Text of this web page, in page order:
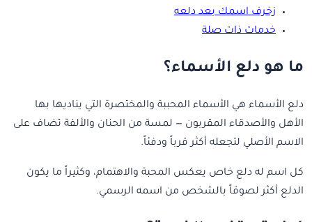
زخرف اسمك بعد دلعه
خدمات ذات صلة
ما هو دلع الأسماء؟
دلع الأسماء هي الأسماء المحببة والمختصرة التي يناديها بها
الأهل والأصدقاء المقربون — لمسة من الحنان والألفة تضاف على
الاسم الأصلي لتجعله أكثر قرباً ودفئاً.
كل اسم له دلع خاص يعكس المحبة والاهتمام، وكثيراً ما يكون
الدلع أكثر لصوقاً بالشخص من اسمه الرسمي.